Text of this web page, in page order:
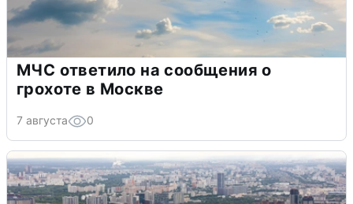
МЧС ответило на сообщения о
грохоте в Москве
7 августа 0